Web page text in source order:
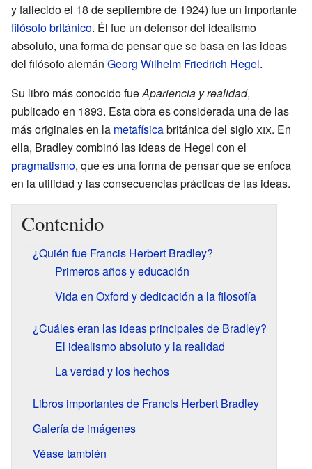
y fallecido el 18 de septiembre de 1924) fue un importante
filósofobritánico. Él fue un defensor del idealismo
absoluto, una forma de pensar que se basa en las ideas
del filósofo alemán Georg Wilhelm Friedrich Hegel.
Su libro más conocido fueApariencia y realidad,
publicado en 1893. Esta obra es considerada una de las
más originales en la metafísicabritánica del sigloxix. En
ella, Bradley combinó las ideas de Hegel con el
pragmatismo, que es una forma de pensar que se enfoca
en la utilidad y las consecuencias prácticas de las ideas.
Contenido
¿Quién fue Francis Herbert Bradley?
Primeros años y educación
Vida en Oxford y dedicación a la filosofía
¿Cuáles eran las ideas principales de Bradley?
El idealismo absoluto y la realidad
La verdad y los hechos
Libros importantes de Francis Herbert Bradley
Galería de imágenes
Véase también